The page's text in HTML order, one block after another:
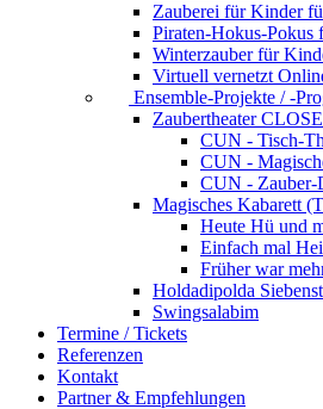
Zauberei für Kinder
Piraten-Hokus-Pokus
Winterzauber für
Virtuell vernetzt
Ensemble-Projekte / -
Zaubertheater
CUN - Tisch-
CUN -
CUN - Zauber-
Magisches Kabarett
Heute Hü und
Einfach mal
Früher war
Holdadipolda
Swingsalabim
Termine / Tickets
Referenzen
Kontakt
Partner & Empfehlungen